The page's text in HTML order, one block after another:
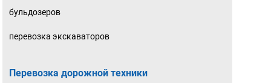
бульдозеров
перевозка экскаваторов
Перевозка дорожной техники